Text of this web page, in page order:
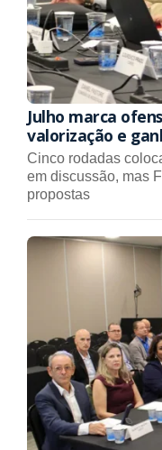
Julho marca
valorização e
Cinco rodadas
em discussão, mas
propostas